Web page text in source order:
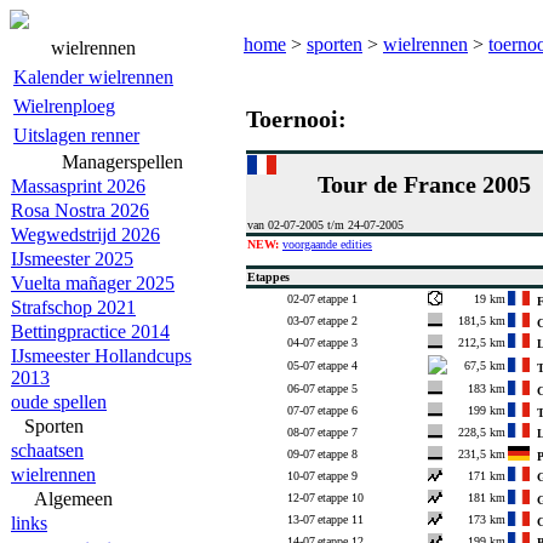
wielrennen
Kalender wielrennen
Wielrenploeg
Uitslagen renner
Managerspellen
Massasprint 2026
Rosa Nostra 2026
Wegwedstrijd 2026
IJsmeester 2025
Vuelta mañager 2025
Strafschop 2021
Bettingpractice 2014
IJsmeester Hollandcups
2013
oude spellen
Sporten
schaatsen
wielrennen
Algemeen
links
home > sporten > wielrennen >
Toernooi:
Tour de France 2005
van 02-07-2005 t/m 24-07-2005
NEW: voorgaande edities
Etappes
02-07etappe 1 19 km
03-07etappe 2 181,5 km
04-07etappe 3 212,5 km
05-07etappe 4 67,5 km
06-07etappe 5 183 km
07-07etappe 6 199 km
08-07etappe 7 228,5 km
09-07etappe 8 231,5 km
10-07etappe 9 171 km
12-07etappe 10 181 km
13-07etappe 11 173 km